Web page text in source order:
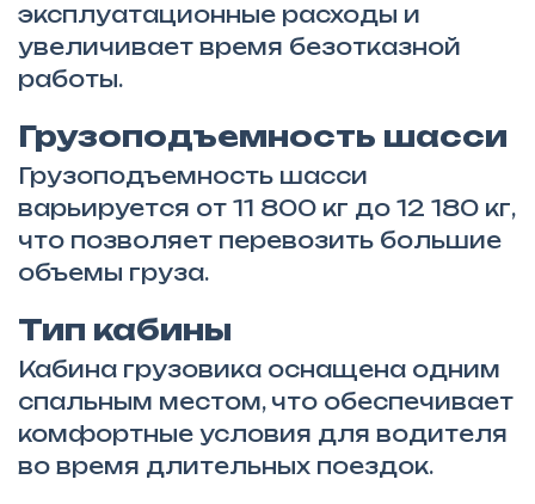
эксплуатационные расходы и
увеличивает время безотказной
работы.
Грузоподъемность шасси
Грузоподъемность шасси
варьируется от 11 800 кг до 12 180 кг,
что позволяет перевозить большие
объемы груза.
Тип кабины
Кабина грузовика оснащена одним
спальным местом, что обеспечивает
комфортные условия для водителя
во время длительных поездок.